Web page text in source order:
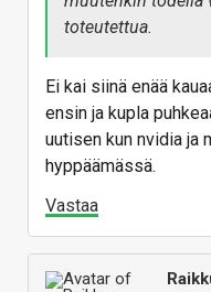
toteutettua.
Ei kai siinä enää
ensin ja kupla
uutisen kun nvidia ja
hyppäämässä.
Vastaa